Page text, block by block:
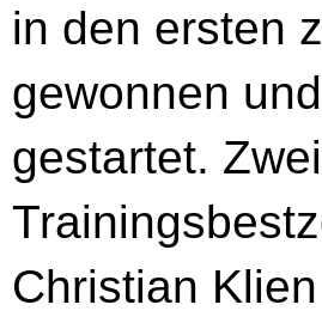
in den ersten
gewonnen
gestartet.
Christian